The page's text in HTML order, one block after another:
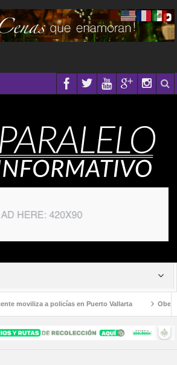
moviliza a policías en Puerto Vallarta
regulación de establecimientos para la atención de las